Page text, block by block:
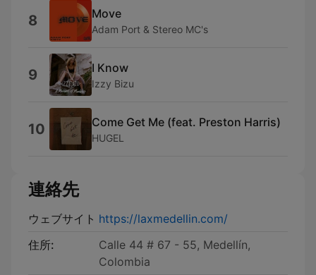
8 Move
Adam Port & Stereo MC's
9 I Know
Izzy Bizu
10 Come Get Me (feat. Preston Harris)
HUGEL
連絡先
ウェブサイト https://laxmedellin.com/
住所:
Calle 44 # 67 - 55, Medellín,
Colombia